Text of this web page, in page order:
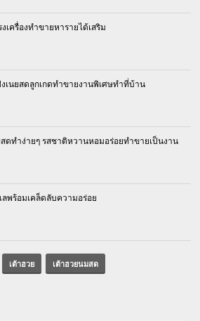
เครื่องทำขายหารายได้เสริม
เนยสดลูกเกดทำขายงานพิเศษทำที่บ้าน
ดทำง่ายๆ รสชาติหวานหอมอร่อยทำขายเป็นงาน
พร้อมเคล็ดลับความอร่อย
เต้าฮวย เต้าฮวยนมสด